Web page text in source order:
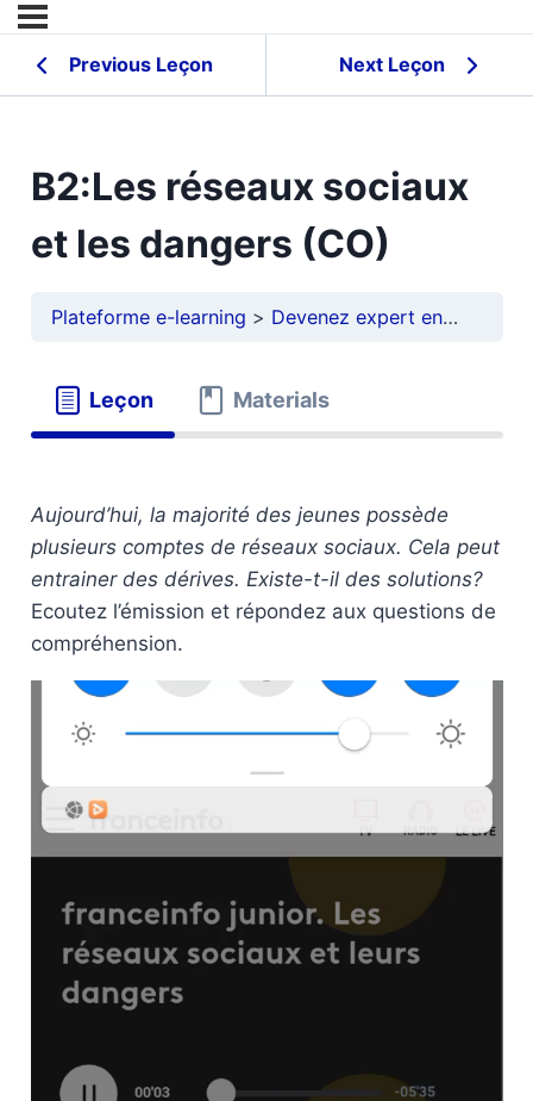
Previous Leçon Next Leçon
B2:Les réseaux sociaux
et les dangers (CO)
Plateforme e-learning Devenez expert en français
Leçon Materials
Aujourd’hui, la majorité des jeunes possède
plusieurs comptes de réseaux sociaux. Cela peut
entrainer des dérives. Existe-t-il des solutions?
Ecoutez l’émission et répondez aux questions de
compréhension.